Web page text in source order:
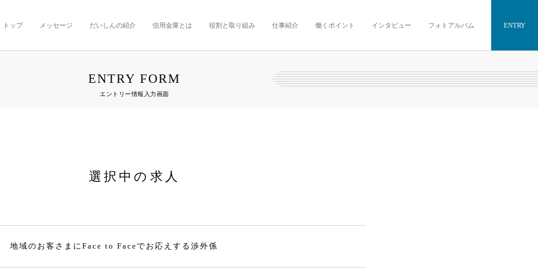
トップ メッセージ だいしんの紹介 信用金庫とは 役割と取り組み 仕事紹介 働くポイント インタビュー フォトアルバム ENTRY
ENTRY FORM
エントリー情報入力画面
選択中の求人
地域のお客さまにFace to Faceでお応えする渉外係